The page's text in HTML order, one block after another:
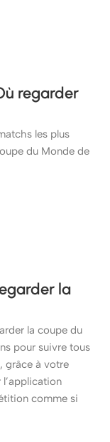
regarder
les plus
du Monde de
la
la coupe du
pour suivre tous
grâce à votre
comme si